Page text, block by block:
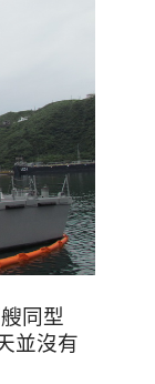
同型
並沒有